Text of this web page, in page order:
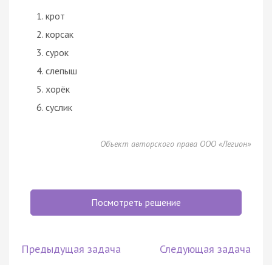
крот
корсак
сурок
слепыш
хорёк
суслик
Объект авторского права ООО «Легион»
Посмотреть решение
Предыдущая задача Следующая задача